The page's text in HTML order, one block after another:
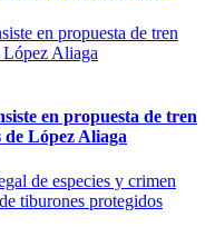
en propuesta de tren
López Aliaga